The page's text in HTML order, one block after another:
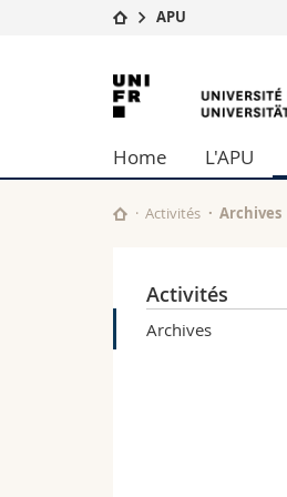
Université
Recherche
Université
Formation continue
APU
Université
de
Fribourg
Home L'APU
Activités Archives
Activités
Archives